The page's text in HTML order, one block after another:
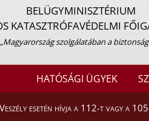
BELÜGYMINISZTÉRIUM
KATASZTRÓFAVÉDELMI
„Magyarország szolgálatában a
HATÓSÁGI ÜGYEK
Veszély esetén hívja a 112-t vagy a